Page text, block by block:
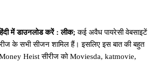
में डाउनलोड करें : लीक;कई अवैध पायरेसी वेबसाइटें
के सभी सीजन शामिल हैं। इसलिए इस बात की बहुत
Heist सीरीज को Moviesda, katmovie,